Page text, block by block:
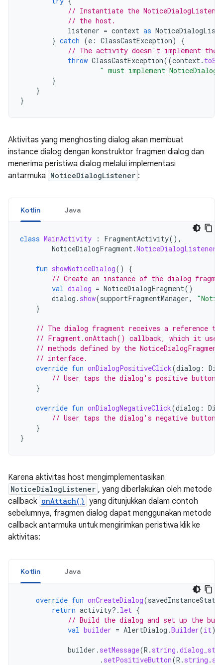
// Instantiate the
// the host.
listener = context as
} catch (e : ClassCastException)
{
// The activity doesn't implement the
throw ClassCastException((context .
" must implement
}
}
}
Aktivitas yang menghosting dialog akan membuat
instance dialog dengan konstruktor fragmen dialog dan
menerima peristiwa dialog melalui implementasi
antarmuka NoticeDialogListener :
Kotlin Java
class MainActivity : FragmentActivity(),
NoticeDialogFragment .NoticeDialogListener
fun showNoticeDialog()
{
// Create an instance of the dialog
val dialog = NoticeDialogFragment()
dialog . show(supportFragmentManager,
}
// The dialog fragment receives a reference
// Fragment.onAttach() callback, which it
// methods defined by the
// interface.
override fun onDialogPositiveClick(dialog :
// User taps the dialog's positive button.
}
override fun onDialogNegativeClick(dialog :
// User taps the dialog's negative button.
}
}
Karena aktivitas host mengimplementasikan
NoticeDialogListener , yang diberlakukan oleh metode
callback onAttach() yang ditunjukkan dalam contoh
sebelumnya, fragmen dialog dapat menggunakan metode
callback antarmuka untuk mengirimkan peristiwa klik ke
aktivitas:
Kotlin Java
override fun onCreateDialog(savedInstanceState
return activity?. let {
// Build the dialog and set up the
val builder = AlertDialog .Builder(it)
builder . setMessage(R . string .
. setPositiveButton(R . string .